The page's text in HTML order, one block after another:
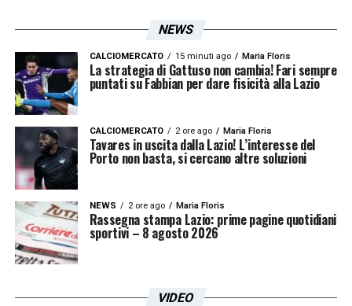
NEWS
CALCIOMERCATO 15 minuti ago Maria Floris
La strategia di Gattuso non cambia! Fari sempre
puntati su Fabbian per dare fisicità alla Lazio
CALCIOMERCATO 2 ore ago Maria Floris
Tavares in uscita dalla Lazio! L’interesse del
Porto non basta, si cercano altre soluzioni
NEWS 2 ore ago Maria Floris
Rassegna stampa Lazio: prime pagine quotidiani
sportivi – 8 agosto 2026
VIDEO